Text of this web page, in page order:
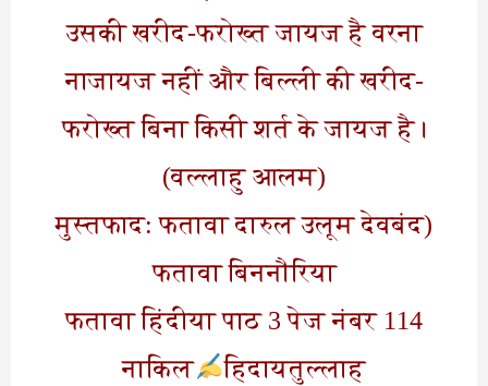
उसकी खरीद-फरोख्त जायज है वरना
नाजायज नहीं और बिल्ली की खरीद-
फरोख्त बिना किसी शर्त के जायज है।
(वल्लाहु आलम)
(मुस्तफाद: फतावा दारुल उलूम देवबंद
फतावा बिननौरिया
फतावा हिंदीया पाठ 3 पेज नंबर 114
नाकिल
हिदायतुल्लाह